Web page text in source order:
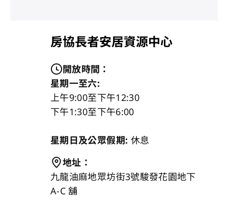
房協長者安居資源中心
開放時間 ：
星期一至六:
上午9:00至下午12:30
下午1:30至下午6:00
星期日及公眾假期: 休息
地址 ：
九龍油麻地眾坊街3號駿發花園地下
A-C 舖